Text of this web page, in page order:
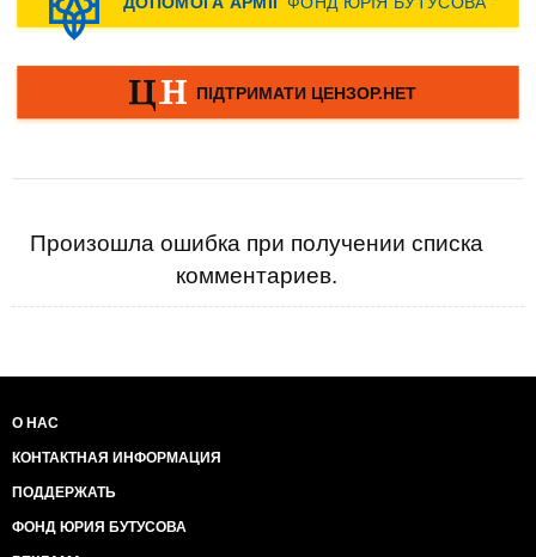
Произошла ошибка при получении списка
комментариев.
О НАС
КОНТАКТНАЯ ИНФОРМАЦИЯ
ПОДДЕРЖАТЬ
ФОНД ЮРИЯ БУТУСОВА